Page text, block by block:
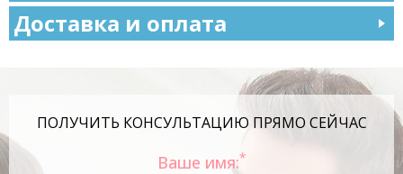
Доставка и оплата
ПОЛУЧИТЬ КОНСУЛЬТАЦИЮ ПРЯМО СЕЙЧАС
Ваше имя:*